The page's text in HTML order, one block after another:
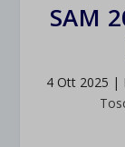
SAM
4 Ott 2025 |